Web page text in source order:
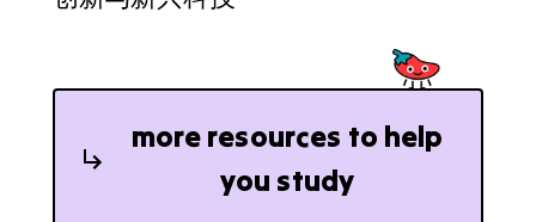
more resources to help
you study